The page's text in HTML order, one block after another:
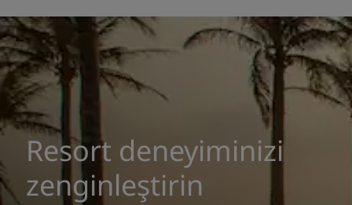
Çin'deki Bağlı Markalar
J. Jin Jiang
Kunlun
Resort deneyiminizi
zenginleştirin